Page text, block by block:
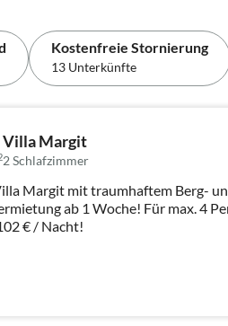
Kostenfreie Stornierung
13 Unterkünfte
Villa Margit
2Schlafzimmer
Margit mit traumhaftem Berg-
ab 1 Woche! Für max. 4
€ / Nacht!